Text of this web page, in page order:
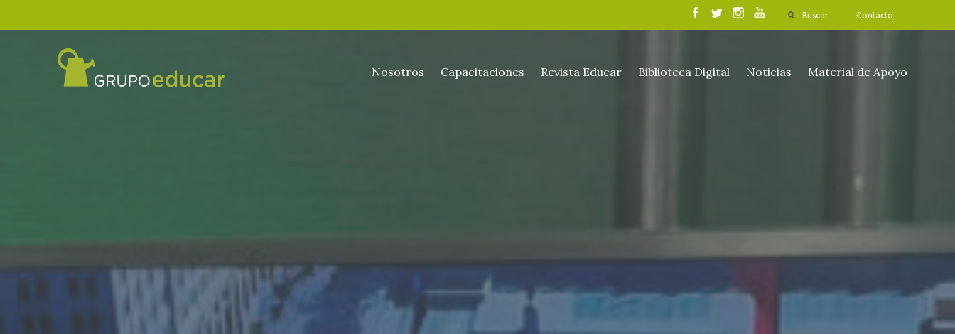
Buscar Contacto
Nosotros Capacitaciones Revista Educar Biblioteca Digital Noticias Material de Apoyo